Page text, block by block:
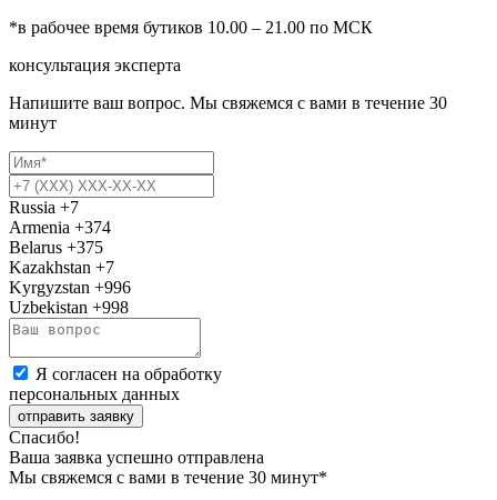
*в рабочее время бутиков 10.00 – 21.00 по МСК
консультация эксперта
Напишите ваш вопрос. Мы свяжемся с вами в течение 30
минут
Russia +7
Armenia +374
Belarus +375
Kazakhstan +7
Kyrgyzstan +996
Uzbekistan +998
Я согласен на обработку
персональных данных
отправить заявку
Спасибо!
Ваша заявка успешно отправлена
Мы свяжемся с вами в течение 30 минут*